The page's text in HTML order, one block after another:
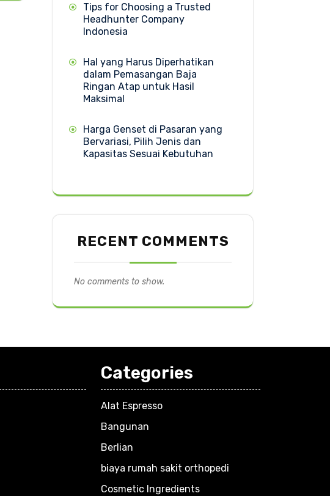
Tips for Choosing a Trusted
Headhunter Company
Indonesia
Hal yang Harus Diperhatikan
dalam Pemasangan Baja
Ringan Atap untuk Hasil
Maksimal
Harga Genset di Pasaran yang
Bervariasi, Pilih Jenis dan
Kapasitas Sesuai Kebutuhan
RECENT COMMENTS
No comments to show.
Categories
Alat Espresso
Bangunan
Berlian
biaya rumah sakit orthopedi
Cosmetic Ingredients